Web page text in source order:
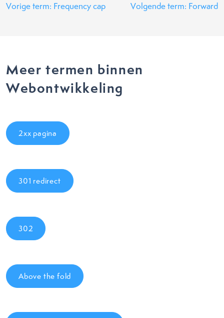
Vorige term: Frequency cap Volgende term: Forward
Meer termen binnen
Webontwikkeling
2xx pagina
301 redirect
302
Above the fold